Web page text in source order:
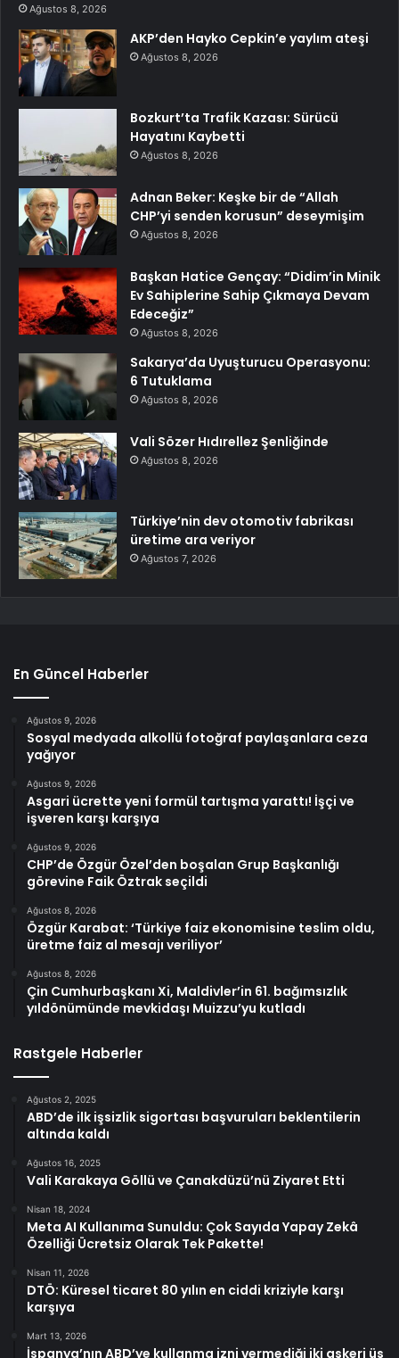
Ağustos 8, 2026
AKP’den Hayko Cepkin’e yaylım ateşi
Ağustos 8, 2026
Bozkurt’ta Trafik Kazası: Sürücü
Hayatını Kaybetti
Ağustos 8, 2026
Adnan Beker: Keşke bir de “Allah
CHP’yi senden korusun” deseymişim
Ağustos 8, 2026
Başkan Hatice Gençay: “Didim’in Minik
Ev Sahiplerine Sahip Çıkmaya Devam
Edeceğiz”
Ağustos 8, 2026
Sakarya’da Uyuşturucu Operasyonu:
6 Tutuklama
Ağustos 8, 2026
Vali Sözer Hıdırellez Şenliğinde
Ağustos 8, 2026
Türkiye’nin dev otomotiv fabrikası
üretime ara veriyor
Ağustos 7, 2026
En Güncel Haberler
Ağustos 9, 2026
Sosyal medyada alkollü fotoğraf paylaşanlara ceza
yağıyor
Ağustos 9, 2026
Asgari ücrette yeni formül tartışma yarattı! İşçi ve
işveren karşı karşıya
Ağustos 9, 2026
CHP’de Özgür Özel’den boşalan Grup Başkanlığı
görevine Faik Öztrak seçildi
Ağustos 8, 2026
Özgür Karabat: ‘Türkiye faiz ekonomisine teslim oldu,
üretme faiz al mesajı veriliyor’
Ağustos 8, 2026
Çin Cumhurbaşkanı Xi, Maldivler’in 61. bağımsızlık
yıldönümünde mevkidaşı Muizzu’yu kutladı
Rastgele Haberler
Ağustos 2, 2025
ABD’de ilk işsizlik sigortası başvuruları beklentilerin
altında kaldı
Ağustos 16, 2025
Vali Karakaya Göllü ve Çanakdüzü’nü Ziyaret Etti
Nisan 18, 2024
Meta AI Kullanıma Sunuldu: Çok Sayıda Yapay Zekâ
Özelliği Ücretsiz Olarak Tek Pakette!
Nisan 11, 2026
DTÖ: Küresel ticaret 80 yılın en ciddi kriziyle karşı
karşıya
Mart 13, 2026
İspanya’nın ABD’ye kullanma izni vermediği iki askeri üs